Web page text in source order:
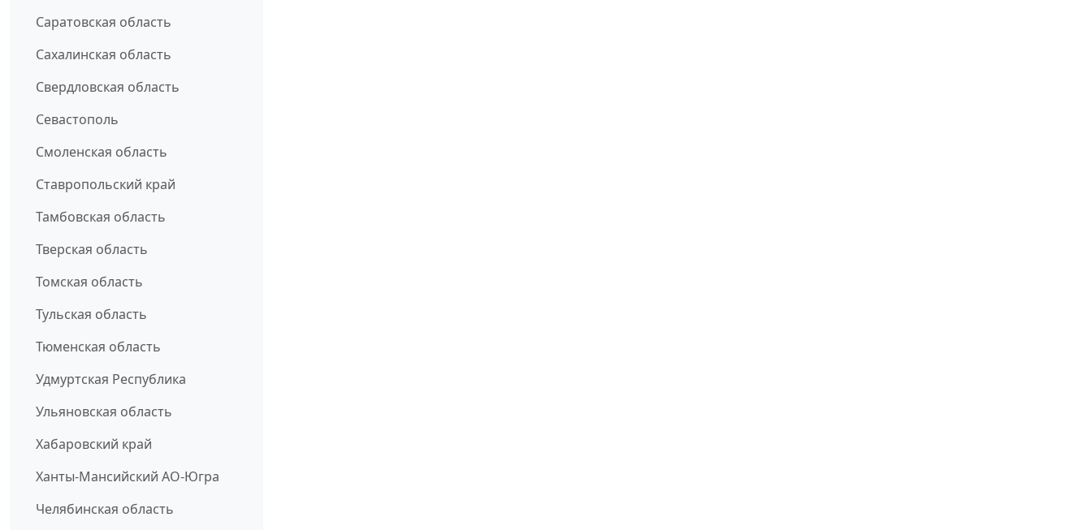
Саратовская область
Сахалинская область
Свердловская область
Севастополь
Смоленская область
Ставропольский край
Тамбовская область
Тверская область
Томская область
Тульская область
Тюменская область
Удмуртская Республика
Ульяновская область
Хабаровский край
Ханты-Мансийский АО-Югра
Челябинская область